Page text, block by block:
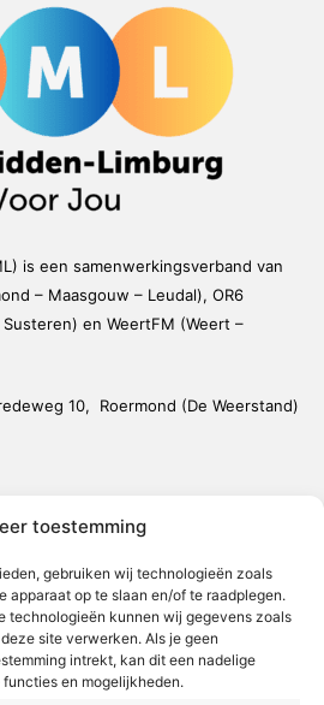
toestemming
gebruiken wij technologieën zoals
apparaat op te slaan en/of te raadplegen.
technologieën kunnen wij gegevens zoals
site verwerken. Als je geen
intrekt, kan dit een nadelige
en mogelijkheden.
is een samenwerkingsverband van
– Maasgouw – Leudal), OR6
en WeertFM (Weert –
10, Roermond (De Weerstand)